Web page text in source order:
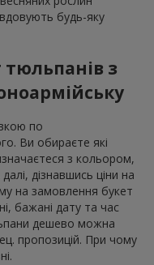
будь-яку
з
по
Ви обираєте які
з кольором,
дізнавшись ціни на
на замовлення букет
бажані дату та час
дешево можна
пропозицій. При чому